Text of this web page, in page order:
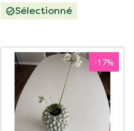
Hansen par Hvidt et
Sélectionné
-17%